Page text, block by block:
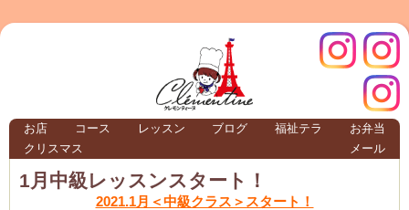
お店 コース レッスン ブログ 福祉テラ
お弁当
クリスマス
メール
インス
クレモ
1月中級レッスンスタート！
2021.1月＜中級クラス＞スタート！